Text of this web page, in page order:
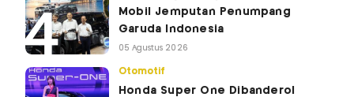
Mobil Jemputan Penumpang
Garuda Indonesia
05 Agustus 2026
Otomotif
Honda Super One Dibanderol